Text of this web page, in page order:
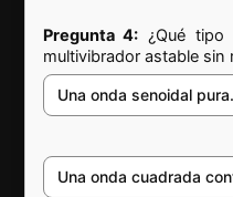
Pregunta 4: ¿Qué
multivibrador astable sin
Una onda senoidal pura.
Una onda cuadrada